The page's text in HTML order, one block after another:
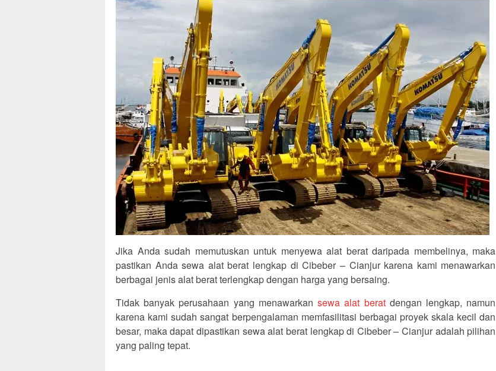
Jika Anda sudah memutuskan untuk menyewa alat berat daripada membelinya, maka
pastikan Anda sewa alat berat lengkap di Cibeber – Cianjur karena kami menawarkan
berbagai jenis alat berat terlengkap dengan harga yang bersaing.
Tidak banyak perusahaan yang menawarkansewa alat beratdengan lengkap, namun
karena kami sudah sangat berpengalaman memfasilitasi berbagai proyek skala kecil dan
besar, maka dapat dipastikan sewa alat berat lengkap di Cibeber – Cianjur adalah pilihan
yang paling tepat.